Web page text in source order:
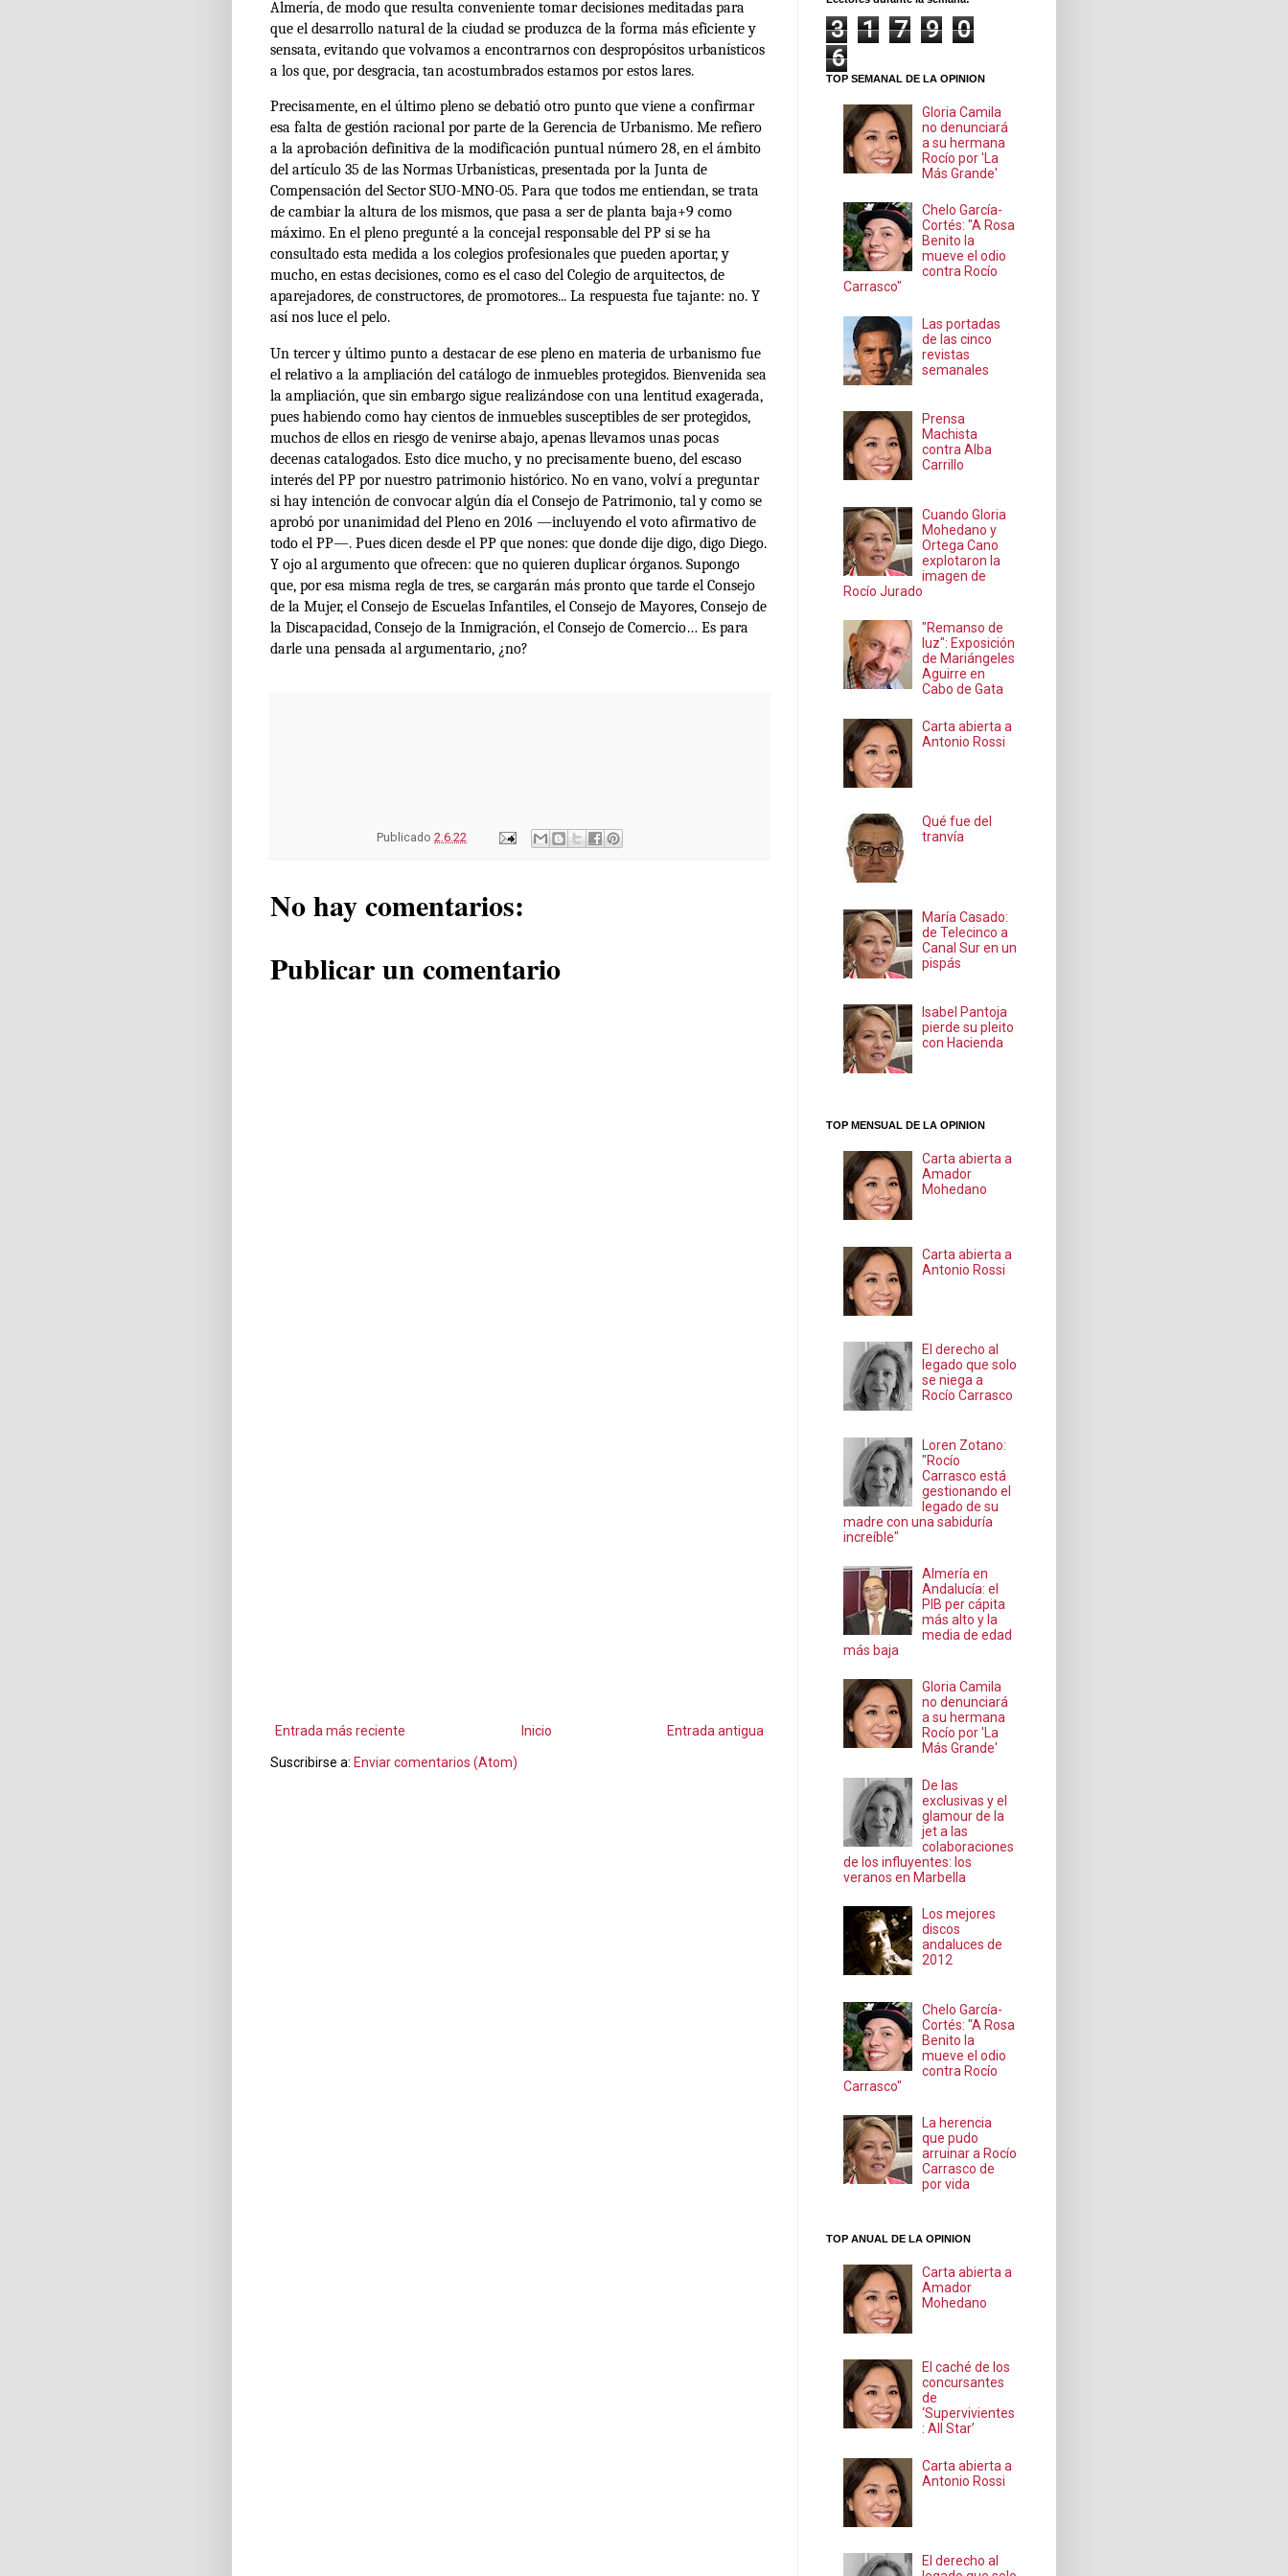
Almería, de modo que resulta conveniente tomar decisiones meditadas para
que el desarrollo natural de la ciudad se produzca de la forma más eficiente y
sensata, evitando que volvamos a encontrarnos con despropósitos urbanísticos
a los que, por desgracia, tan acostumbrados estamos por estos lares.
Precisamente, en el último pleno se debatió otro punto que viene a confirmar
esa falta de gestión racional por parte de la Gerencia de Urbanismo. Me refiero
a la aprobación definitiva de la modificación puntual número 28, en el ámbito
del artículo 35 de las Normas Urbanísticas, presentada por la Junta de
Compensación del Sector SUO-MNO-05. Para que todos me entiendan, se trata
de cambiar la altura de los mismos, que pasa a ser de planta baja+9 como
máximo. En el pleno pregunté a la concejal responsable del PP si se ha
consultado esta medida a los colegios profesionales que pueden aportar, y
mucho, en estas decisiones, como es el caso del Colegio de arquitectos, de
aparejadores, de constructores, de promotores... La respuesta fue tajante: no. Y
así nos luce el pelo.
Un tercer y último punto a destacar de ese pleno en materia de urbanismo fue
el relativo a la ampliación del catálogo de inmuebles protegidos. Bienvenida sea
la ampliación, que sin embargo sigue realizándose con una lentitud exagerada,
pues habiendo como hay cientos de inmuebles susceptibles de ser protegidos,
muchos de ellos en riesgo de venirse abajo, apenas llevamos unas pocas
decenas catalogados. Esto dice mucho, y no precisamente bueno, del escaso
interés del PP por nuestro patrimonio histórico. No en vano, volví a preguntar
si hay intención de convocar algún día el Consejo de Patrimonio, tal y como se
aprobó por unanimidad del Pleno en 2016 —incluyendo el voto afirmativo de
todo el PP—. Pues dicen desde el PP que nones: que donde dije digo, digo Diego.
Y ojo al argumento que ofrecen: que no quieren duplicar órganos. Supongo
que, por esa misma regla de tres, se cargarán más pronto que tarde el Consejo
de la Mujer, el Consejo de Escuelas Infantiles, el Consejo de Mayores, Consejo de
la Discapacidad, Consejo de la Inmigración, el Consejo de Comercio… Es para
darle una pensada al argumentario, ¿no?
Publicado 2.6.22
No hay comentarios:
Publicar un comentario
Entrada más reciente Entrada antigua
Inicio
Suscribirse a: Enviar comentarios (Atom)
3 1 7 9
0
6
TOP SEMANAL DE LA OPINION
Gloria Camila
no denunciará
a su hermana
Rocío por 'La
Más Grande'
Chelo García-
Cortés: "A Rosa
Benito la
mueve el odio
contra Rocío
Carrasco"
Las portadas
de las cinco
revistas
semanales
Prensa
Machista
contra Alba
Carrillo
Cuando Gloria
Mohedano y
Ortega Cano
explotaron la
imagen de
Rocío Jurado
"Remanso de
luz": Exposición
de Mariángeles
Aguirre en
Cabo de Gata
Carta abierta a
Antonio Rossi
Qué fue del
tranvía
María Casado:
de Telecinco a
Canal Sur en un
pispás
Isabel Pantoja
pierde su pleito
con Hacienda
TOP MENSUAL DE LA OPINION
Carta abierta a
Amador
Mohedano
Carta abierta a
Antonio Rossi
El derecho al
legado que solo
se niega a
Rocío Carrasco
Loren Zotano:
"Rocío
Carrasco está
gestionando el
legado de su
madre con una sabiduría
increíble"
Almería en
Andalucía: el
PIB per cápita
más alto y la
media de edad
más baja
Gloria Camila
no denunciará
a su hermana
Rocío por 'La
Más Grande'
De las
exclusivas y el
glamour de la
jet a las
colaboraciones
de los influyentes: los
veranos en Marbella
Los mejores
discos
andaluces de
2012
Chelo García-
Cortés: "A Rosa
Benito la
mueve el odio
contra Rocío
Carrasco"
La herencia
que pudo
arruinar a Rocío
Carrasco de
por vida
TOP ANUAL DE LA OPINION
Carta abierta a
Amador
Mohedano
El caché de los
concursantes
de
‘Supervivientes
: All Star’
Carta abierta a
Antonio Rossi
El derecho al